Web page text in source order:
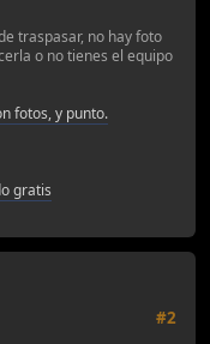
traspasar, no hay foto
o no tienes el equipo
fotos, y punto.
gratis
#2